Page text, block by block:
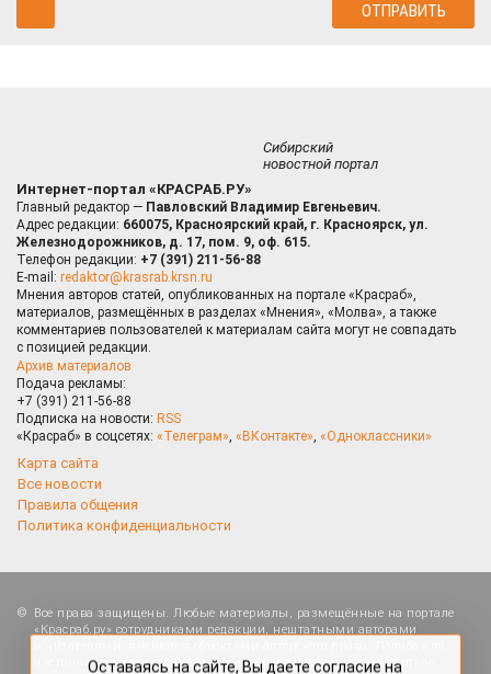
Сибирский
новостной портал
Интернет-портал «КРАСРАБ.РУ»
Главный редактор — Павловский Владимир Евгеньевич.
Адрес редакции: 660075, Красноярский край, г. Красноярск, ул.
Железнодорожников, д. 17, пом. 9, оф. 615.
Телефон редакции: +7 (391) 211-56-88
E-mail: redaktor@krasrab.krsn.ru
Мнения авторов статей, опубликованных на портале «Красраб»,
материалов, размещённых в разделах «Мнения», «Молва», а также
комментариев пользователей к материалам сайта могут не совпадать
с позицией редакции.
Архив материалов
Подача рекламы:
+7 (391) 211-56-88
Подписка на новости: RSS
«Красраб» в соцсетях: «Телеграм», «ВКонтакте», «Одноклассники»
Карта сайта
Все новости
Правила общения
Политика конфиденциальности
Все права защищены. Любые материалы, размещённые на портале
«Красраб.ру» сотрудниками редакции, нештатными авторами
частичное использование материалов, размещённых на портале
использование cookies, которые применяются для
повышения качества рекомендаций согласно
Политике. Отказаться от cookies, можно через